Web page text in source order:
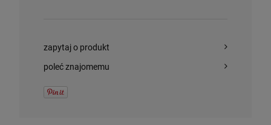
zapytaj o produkt
poleć znajomemu